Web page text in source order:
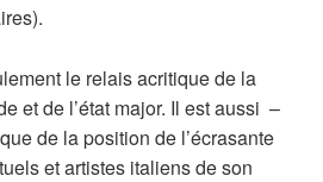
le relais acritique de la
et de l’état major. Il est aussi ­ –
de la position de l’écrasante
et artistes italiens de son